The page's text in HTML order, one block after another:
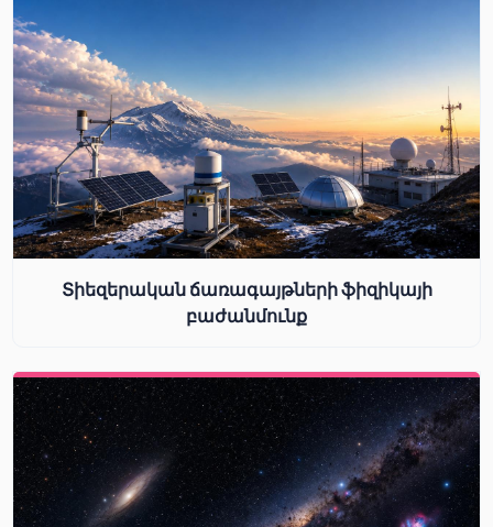
Տիեզերական ճառագայթների ֆիզիկայի
բաժանմունք